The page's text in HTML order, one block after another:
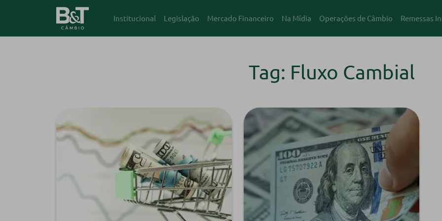
Institucional Legislação Mercado Financeiro Na Mídia Operações de Câmbio Remessas
Tag: Fluxo Cambial